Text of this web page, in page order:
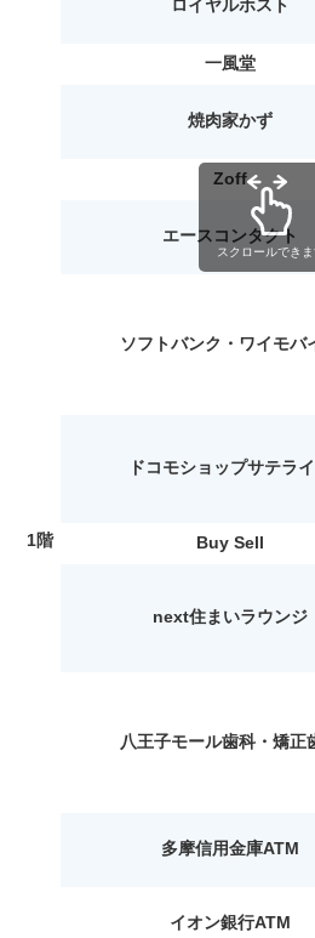
1階
ロイヤルホスト
一風堂
焼肉家かず
Zoff
エースコンタクト
ソフトバンク・ワイモバ
ドコモショップサテラ
Buy Sell
next住まいラウンジ
八王子モール歯科・矯正
多摩信用金庫ATM
イオン銀行ATM
スクロールでき